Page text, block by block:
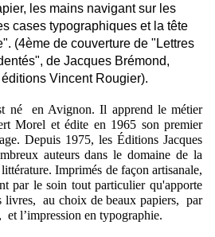
les mains navigant sur les
cases typographiques et la tête
(4ème de couverture de "Lettres
de Jacques Brémond,
Vincent Rougier).
néen Avignon. Il apprend le métier
Morel et édite en 1965 son premier
Depuis 1975, les Éditions Jacques
auteurs dans le domaine de la
Imprimés de façon artisanale,
par le soin tout particulier qu'apporte
livres,
au choix de beaux papiers, par
et l’impression en typographie.